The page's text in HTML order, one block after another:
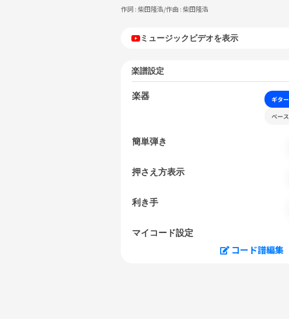
作詞 :柴田隆浩/作曲 :柴田隆浩
ミュージックビデオを表示
楽譜設定
楽器 ギター
ベース
簡単弾き
押さえ方表示
利き手
マイコード設定
コード譜編集